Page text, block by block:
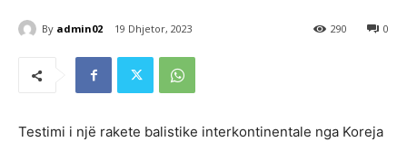
By admin02 19 Dhjetor, 2023 0
290
Testimi i një rakete balistike interkontinentale nga Koreja